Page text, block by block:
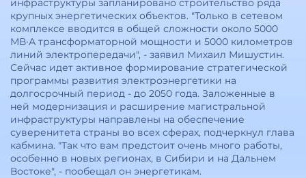
инфраструктуры запланировано строительство ряда
крупных энергетических объектов. "Только в сетевом
комплексе вводится в общей сложности около 5000
МВ∙А трансформаторной мощности и 5000 километров
линий электропередачи", - заявил Михаил Мишустин.
Сейчас идет активное формирование стратегической
программы развития электроэнергетики на
долгосрочный период - до 2050 года. Заложенные в
ней модернизация и расширение магистральной
инфраструктуры направлены на обеспечение
суверенитета страны во всех сферах, подчеркнул глава
кабмина. "Так что вам предстоит очень много работы,
особенно в новых регионах, в Сибири и на Дальнем
Востоке", - пообещал он энергетикам.